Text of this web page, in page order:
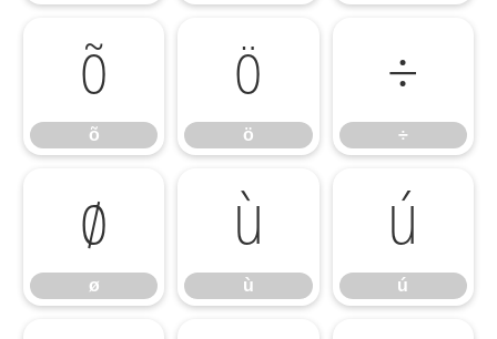
õ
õ
ö
ö
÷
÷
ø
ø
ù
ù
ú
ú